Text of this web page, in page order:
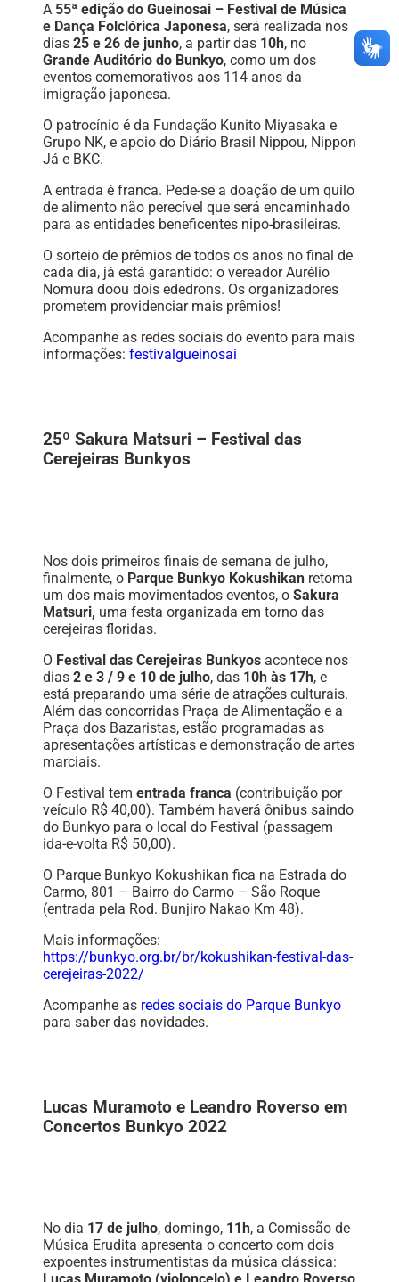
A 55ª edição do Gueinosai – Festival de Música
e Dança Folclórica Japonesa, será realizada nos
dias 25 e 26 de junho, a partir das 10h, no
Grande Auditório do Bunkyo, como um dos
eventos comemorativos aos 114 anos da
imigração japonesa.
O patrocínio é da Fundação Kunito Miyasaka e
Grupo NK, e apoio do Diário Brasil Nippou, Nippon
Já e BKC.
A entrada é franca. Pede-se a doação de um quilo
de alimento não perecível que será encaminhado
para as entidades beneficentes nipo-brasileiras.
O sorteio de prêmios de todos os anos no final de
cada dia, já está garantido: o vereador Aurélio
Nomura doou dois ededrons. Os organizadores
prometem providenciar mais prêmios!
Acompanhe as redes sociais do evento para mais
informações: festivalgueinosai
25º Sakura Matsuri – Festival das
Cerejeiras Bunkyos
Nos dois primeiros finais de semana de julho,
finalmente, o Parque Bunkyo Kokushikan retoma
um dos mais movimentados eventos, o Sakura
Matsuri, uma festa organizada em torno das
cerejeiras floridas.
O Festival das Cerejeiras Bunkyos acontece nos
dias 2 e 3 / 9 e 10 de julho, das 10h às 17h, e
está preparando uma série de atrações culturais.
Além das concorridas Praça de Alimentação e a
Praça dos Bazaristas, estão programadas as
apresentações artísticas e demonstração de artes
marciais.
O Festival tem entrada franca (contribuição por
veículo R$ 40,00). Também haverá ônibus saindo
do Bunkyo para o local do Festival (passagem
ida-e-volta R$ 50,00).
O Parque Bunkyo Kokushikan fica na Estrada do
Carmo, 801 – Bairro do Carmo – São Roque
(entrada pela Rod. Bunjiro Nakao Km 48).
Mais informações:
https://bunkyo.org.br/br/kokushikan-festival-das-
cerejeiras-2022/
Acompanhe as redes sociais do Parque Bunkyo
para saber das novidades.
Lucas Muramoto e Leandro Roverso em
Concertos Bunkyo 2022
No dia 17 de julho, domingo, 11h, a Comissão de
Música Erudita apresenta o concerto com dois
expoentes instrumentistas da música clássica: